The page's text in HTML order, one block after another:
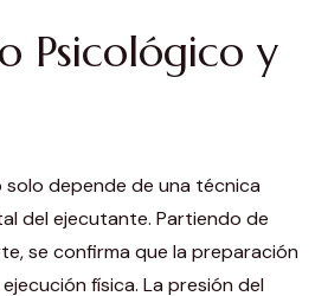
Psicológico y
solo depende de una técnica
del ejecutante. Partiendo de
se confirma que la preparación
física. La presión del